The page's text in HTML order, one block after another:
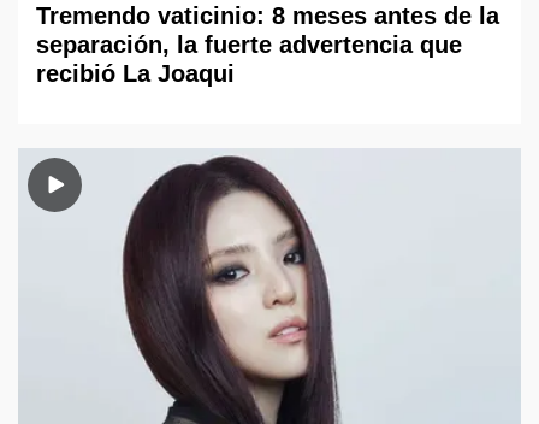
Tremendo vaticinio: 8 meses antes de la
separación, la fuerte advertencia que
recibió La Joaqui